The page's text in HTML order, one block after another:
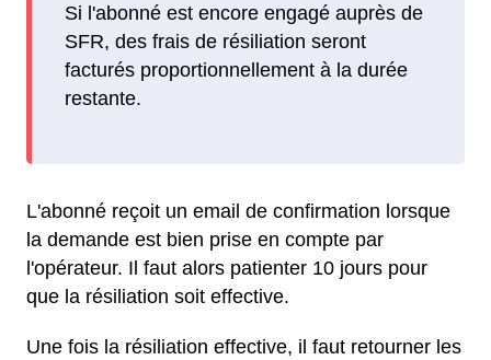
Si l'abonné est encore engagé auprès de
SFR, des frais de résiliation seront
facturés proportionnellement à la durée
restante.
L'abonné reçoit un email de confirmation lorsque
la demande est bien prise en compte par
l'opérateur. Il faut alors patienter 10 jours pour
que la résiliation soit effective.
Une fois la résiliation effective, il faut retourner les